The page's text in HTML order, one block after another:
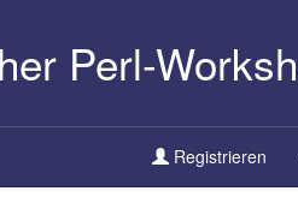
Perl-
Registrieren